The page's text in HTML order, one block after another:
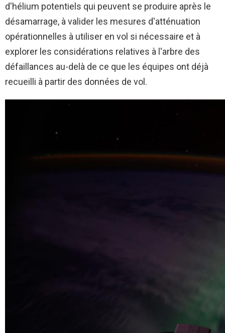
d'hélium potentiels qui peuvent se produire après le
désamarrage, à valider les mesures d'atténuation
opérationnelles à utiliser en vol si nécessaire et à
explorer les considérations relatives à l'arbre des
défaillances au-delà de ce que les équipes ont déjà
recueilli à partir des données de vol.